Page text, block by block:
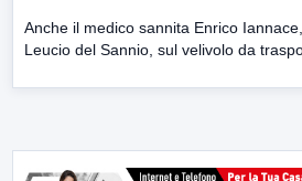
Anche il medico sannita Enrico
Leucio del Sannio, sul velivolo da